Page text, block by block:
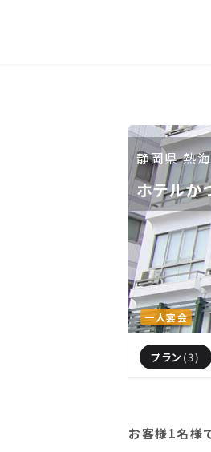
北海道・東北
北海道(13)
東海
静岡県(44)
関西
九州・沖縄
静岡県 熱
ホテル
一人宴会
プラン (3)
お客様1名様